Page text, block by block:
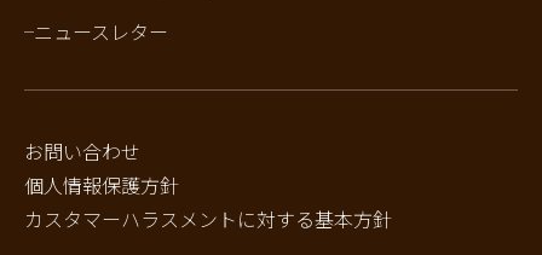
ニュースレター
お問い合わせ
個人情報保護方針
カスタマーハラスメントに対する基本方針